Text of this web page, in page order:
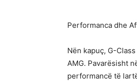
Performanca dhe
Nën kapuç, G-
AMG. Pavarësisht
performancë të